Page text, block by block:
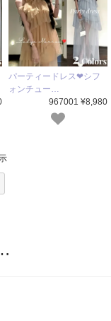
パーティードレス❤シフ
ォンチュー…
967001 ¥8,980